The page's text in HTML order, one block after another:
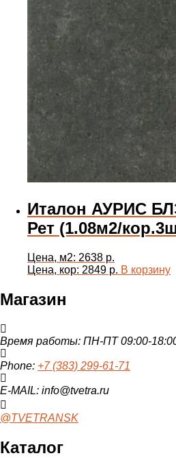
Италон АУРИС
Рет (1.08м2/
Цена, м2: 2638 р.
Цена, кор: 2849 р. В корзину
Магазин
Время работы: ПН-ПТ 09:00-
Phone: +7 (383) 299-61-71
E-MAIL: info@tvetra.ru
@TVETRANSK
Каталог